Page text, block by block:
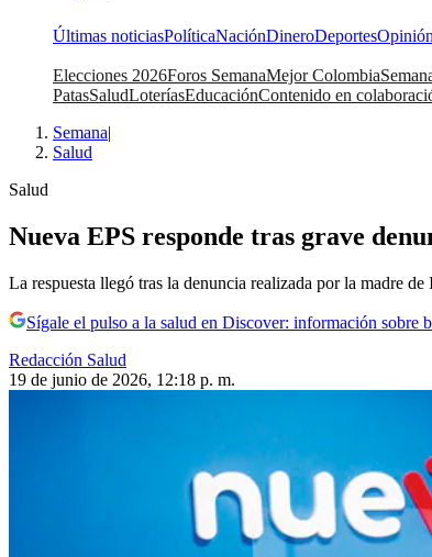
Últimas noticiasPolíticaNaciónDineroDeportesOpinión
Elecciones 2026Foros SemanaMejor Colombia
PatasSaludLoteríasEducaciónContenido en
Semana|
Salud
Salud
Nueva EPS responde tras grave
La respuesta llegó tras la denuncia realizada por la madre
Sígale el pulso a la salud en Discover: información sobre
Redacción Salud
19 de junio de 2026, 12:18 p. m.